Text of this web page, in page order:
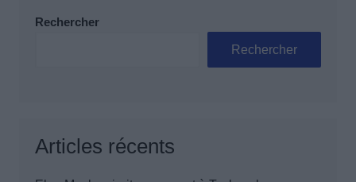
Rechercher
Rechercher
Articles récents